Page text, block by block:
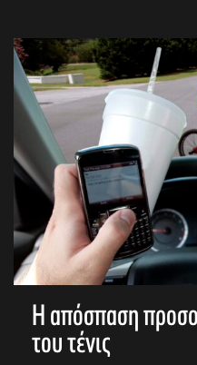
Η απόσπαση
του τένις